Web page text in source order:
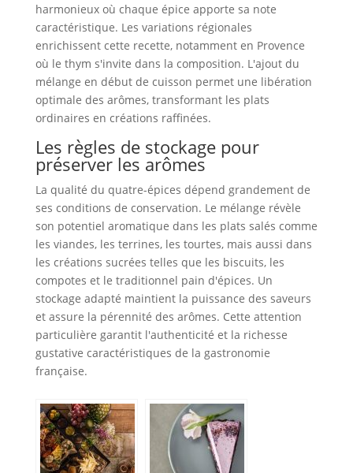
harmonieux où chaque épice apporte sa note
caractéristique. Les variations régionales
enrichissent cette recette, notamment en Provence
où le thym s'invite dans la composition. L'ajout du
mélange en début de cuisson permet une libération
optimale des arômes, transformant les plats
ordinaires en créations raffinées.
Les règles de stockage pour
préserver les arômes
La qualité du quatre-épices dépend grandement de
ses conditions de conservation. Le mélange révèle
son potentiel aromatique dans les plats salés comme
les viandes, les terrines, les tourtes, mais aussi dans
les créations sucrées telles que les biscuits, les
compotes et le traditionnel pain d'épices. Un
stockage adapté maintient la puissance des saveurs
et assure la pérennité des arômes. Cette attention
particulière garantit l'authenticité et la richesse
gustative caractéristiques de la gastronomie
française.